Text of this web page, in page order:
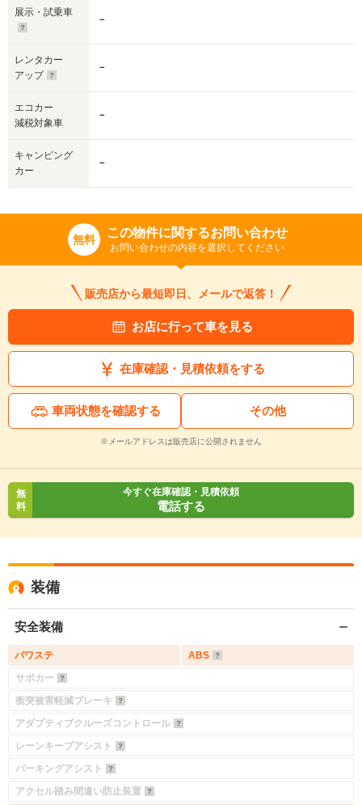
展示・試乗車
－
レンタカー
アップ
－
エコカー
減税対象車
－
キャンピング
カー
－
無料 この物件に関するお問い合わせ
お問い合わせの内容を選択してください
販売店から最短即日、メールで返答！
お店に行って車を見る
在庫確認・見積依頼をする
車両状態を確認する その他
※メールアドレスは販売店に公開されません
無
料
今すぐ在庫確認・見積依頼
電話する
装備
安全装備
パワステ
ABS
サポカー
衝突被害軽減ブレーキ
アダプティブクルーズコントロール
レーンキープアシスト
パーキングアシスト
アクセル踏み間違い防止装置